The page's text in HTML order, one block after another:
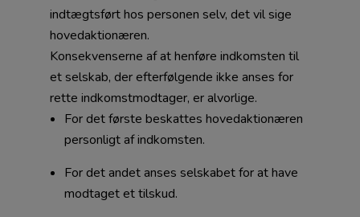
indtægtsført hos personen selv, det vil sige
hovedaktionæren.
Konsekvenserne af at henføre indkomsten til
et selskab, der efterfølgende ikke anses for
rette indkomstmodtager, er alvorlige.
For det første beskattes hovedaktionæren
personligt af indkomsten.
For det andet anses selskabet for at have
modtaget et tilskud.